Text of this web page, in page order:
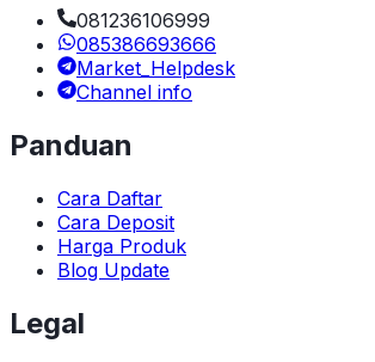
081236106999
085386693666
Market_Helpdesk
Channel info
Panduan
Cara Daftar
Cara Deposit
Harga Produk
Blog Update
Legal